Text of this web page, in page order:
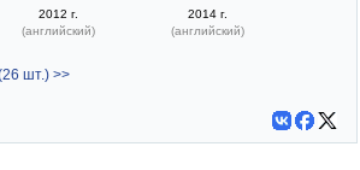
2012 г.
(английский)
2014 г.
(английский)
шт.) >>